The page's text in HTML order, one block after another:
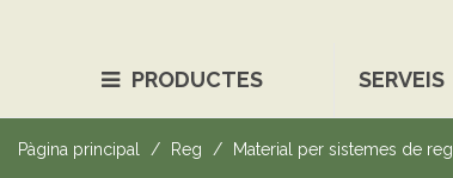
PRODUCTES SERVEIS
Pàgina principal Reg Material per sistemes de reg